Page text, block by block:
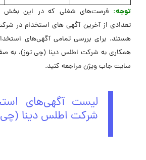
توجه: فرصت‌های شغلی که در این بخش
تعدادی از آخرین آگهی های استخدام در
هستند. برای بررسی تمامی آگهی‌های
همکاری به شرکت اطلس دینا (چی توز)، به
‌سایت جاب ویژن مراجعه کنید.
لیست آگهی‌های
شرکت اطلس دینا (چی